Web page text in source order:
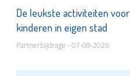
De leukste activiteiten voor
kinderen in eigen stad
Partnerbijdrage - 07-08-2026